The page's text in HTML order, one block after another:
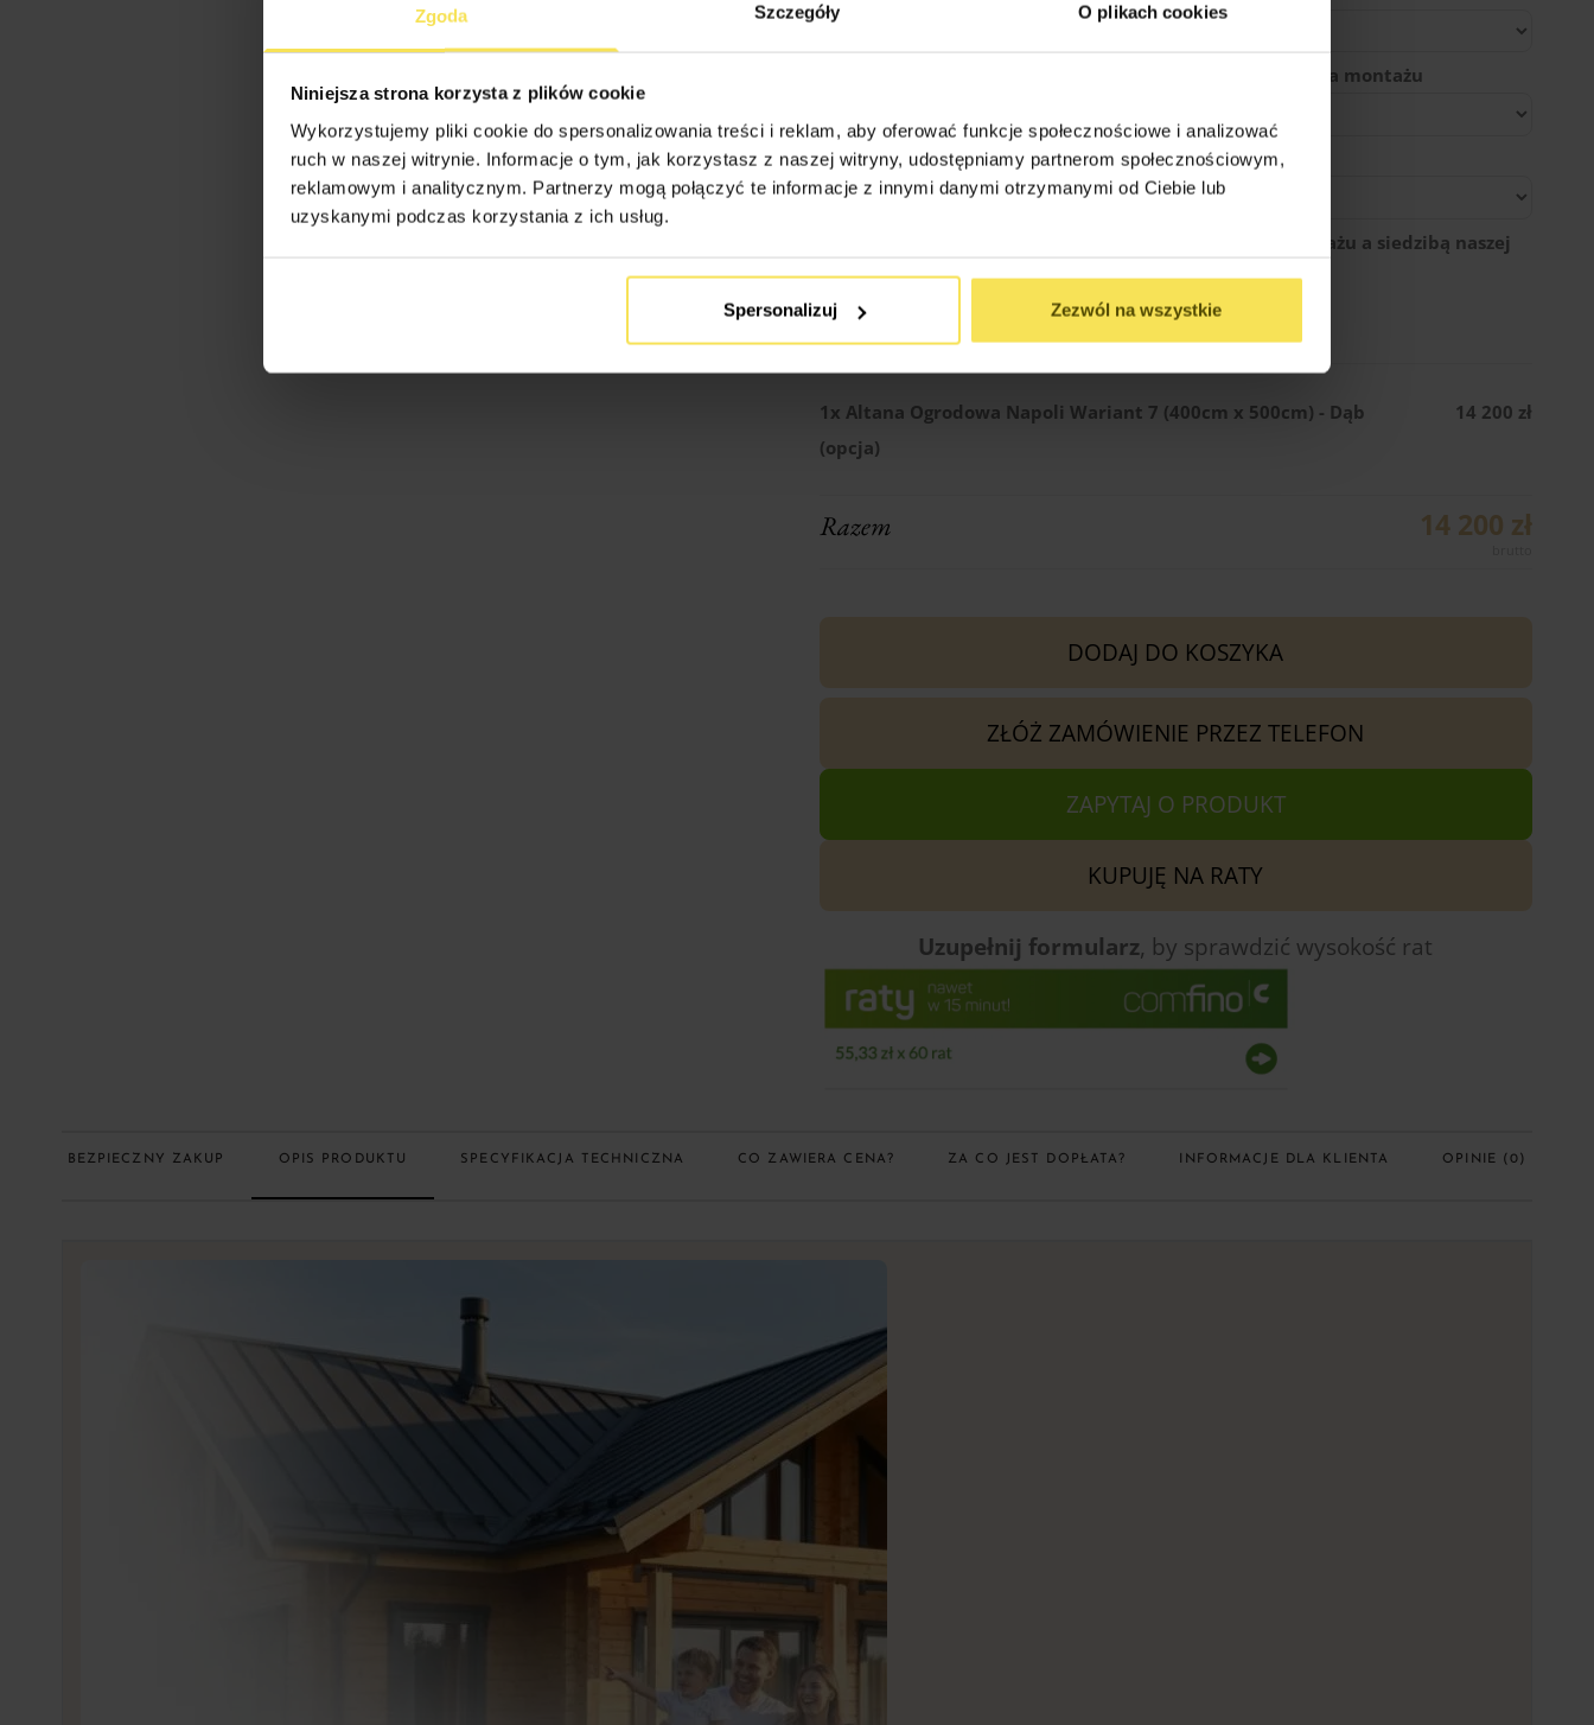
Zgoda Szczegóły O plikach cookies
Niniejsza strona korzysta z plików cookie
Wykorzystujemy pliki cookie do spersonalizowania treści i reklam, aby oferować funkcje społecznościowe i analizować
ruch w naszej witrynie. Informacje o tym, jak korzystasz z naszej witryny, udostępniamy partnerom społecznościowym,
reklamowym i analitycznym. Partnerzy mogą połączyć te informacje z innymi danymi otrzymanymi od Ciebie lub
uzyskanymi podczas korzystania z ich usług.
Spersonalizuj Zezwól na wszystkie
Noszenie elementów od miejsca zaparkowania do miejsca montażu
Czy na działce jest prąd ?
Transport (podaj w km odległość między miejscem montażu a siedzibą naszej
firmy: Nieznanice 42-270)
1x Altana Ogrodowa Napoli Wariant 7 (400cm x 500cm) - Dąb
(opcja)
14 200 zł
Razem 14 200 zł
DODAJ DO KOSZYKA
ZŁÓŻ ZAMÓWIENIE PRZEZ TELEFON
ZAPYTAJ O PRODUKT
KUPUJĘ NA RATY
Uzupełnij formularz, by sprawdzić wysokość rat
BEZPIECZNY ZAKUP OPIS PRODUKTU SPECYFIKACJA TECHNICZNA CO ZAWIERA CENA? ZA CO JEST DOPŁATA? INFORMACJE DLA KLIENTA OPINIE (0)